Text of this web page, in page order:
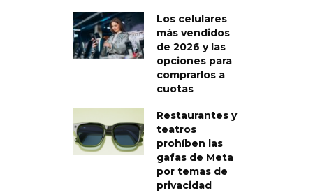
Los celulares
más vendidos
de 2026 y las
opciones para
comprarlos a
cuotas
Restaurantes y
teatros
prohíben las
gafas de Meta
por temas de
privacidad